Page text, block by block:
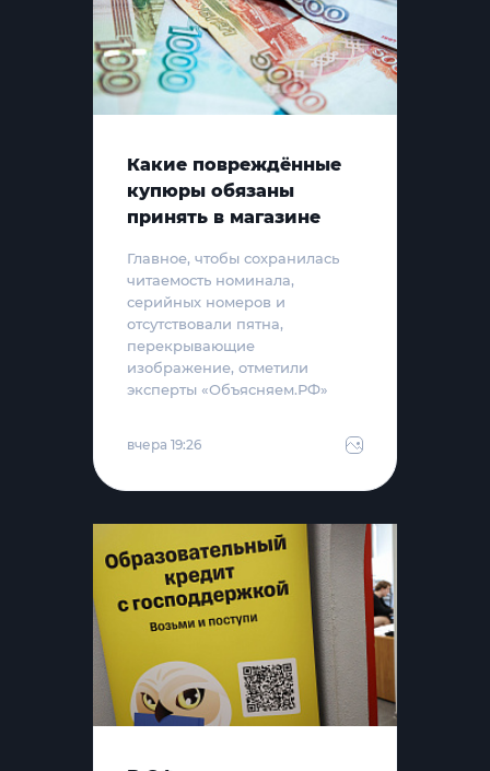
Какие повреждённые
купюры обязаны
принять в магазине
Главное, чтобы сохранилась
читаемость номинала,
серийных номеров и
отсутствовали пятна,
перекрывающие
изображение, отметили
эксперты «Объясняем.РФ»
вчера 19:26